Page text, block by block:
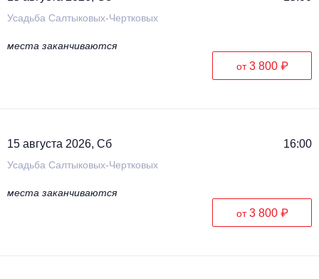
Усадьба Салтыковых-Чертковых
места заканчиваются
от3 800 ₽
15 августа 2026, Сб 16:00
Усадьба Салтыковых-Чертковых
места заканчиваются
от3 800 ₽